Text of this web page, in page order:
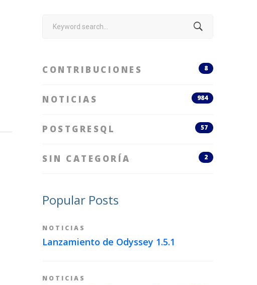
Search
CONTRIBUCIONES 8
NOTICIAS 984
POSTGRESQL 57
SIN CATEGORÍA 2
Popular Posts
NOTICIAS
Lanzamiento de Odyssey 1.5.1
NOTICIAS